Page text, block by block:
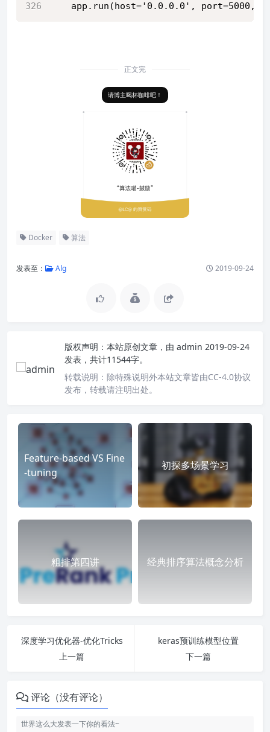
app.run(host='0.0.0.0', port=5000,
正文完
请博主喝杯咖啡吧！
Docker 算法
发表至： Alg 2019-09-24
版权声明： 本站原创文章，由 admin 2019-09-24
发表，共计11544字。
转载说明： 除特殊说明外本站文章皆由CC-4.0协议
发布，转载请注明出处。
Feature-based VS Fine
-tuning
初探多场景学习
粗排第四讲 经典排序算法概念分析
深度学习优化器-优化Tricks
上一篇
keras预训练模型位置
下一篇
评论（没有评论）